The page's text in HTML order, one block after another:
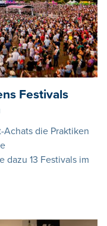
Festivals
Achats die Praktiken
dazu 13 Festivals im